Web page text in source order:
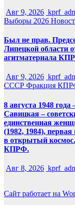
Авг 9, 2026
Выборы 2026
Был не прав.
Липецкой области
агитматериала
Авг 9, 2026
СССР Фракция
8 августа 1948
Савицкая –
единственная
(1982, 1984),
в открытый
КПРФ.
Авг 8, 2026
Сайт работает на